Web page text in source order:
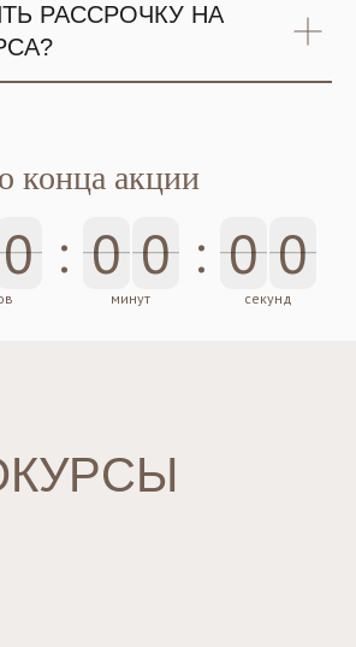
РАССРОЧКУ НА
конца акции
0
0 : 0
0 0
0
минут
: 0
0 0
0
секунд